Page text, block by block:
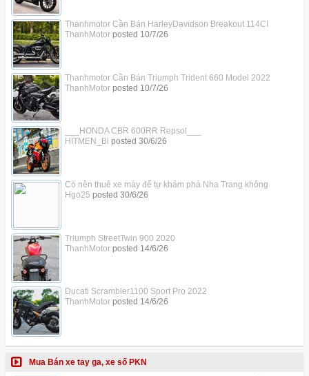
Thanhmotor Cần Bán HarleyDavidson Breakout 114CI
ThanhMotorposted 10/7/26
Thanhmotor Cần Bán Triumph Trident 660 Model 2022
ThanhMotorposted 10/7/26
___HONDA CBR 600RR Repsol___
HITMEN_Bi posted 30/6/26
Có nên thuê xe máy để tự khám phá Nha Trang không
Hgo25 posted 30/6/26
Triumph StreetTwin 900 2020
ThanhMotorposted 14/6/26
Ducati Scrambler1100 Sport Pro 2022
ThanhMotorposted 14/6/26
Mua Bán xe tay ga, xe số PKN